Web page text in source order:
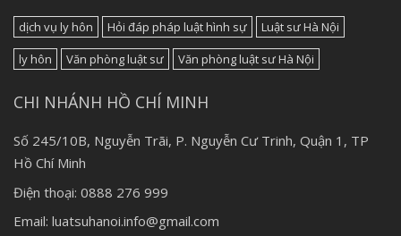
dịch vụ ly hôn Hỏi đáp pháp luật hình sự
Luật sư Hà Nội
ly hôn
Văn phòng luật sư Văn phòng luật sư Hà Nội
CHI NHÁNH HỒ CHÍ MINH
Số 245/10B, Nguyễn Trãi, P. Nguyễn Cư Trinh, Quận 1, TP
Hồ Chí Minh
Điện thoại: 0888 276 999
Email: luatsuhanoi.info@gmail.com